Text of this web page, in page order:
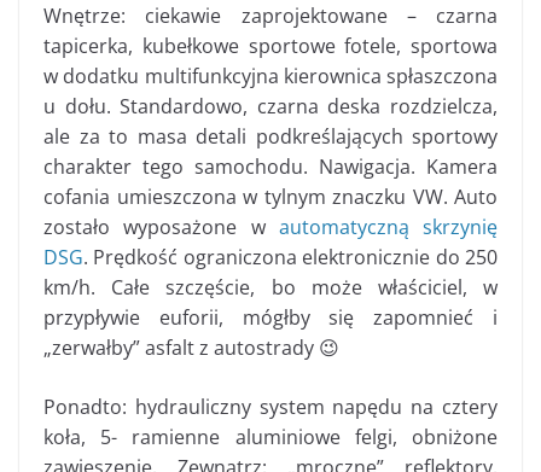
Wnętrze: ciekawie zaprojektowane – czarna
tapicerka, kubełkowe sportowe fotele, sportowa
w dodatku multifunkcyjna kierownica spłaszczona
u dołu. Standardowo, czarna deska rozdzielcza,
ale za to masa detali podkreślających sportowy
charakter tego samochodu. Nawigacja. Kamera
cofania umieszczona w tylnym znaczku VW. Auto
zostało wyposażone w automatyczną skrzynię
DSG. Prędkość ograniczona elektronicznie do 250
km/h. Całe szczęście, bo może właściciel, w
przypływie euforii, mógłby się zapomnieć i
„zerwałby” asfalt z autostrady 😉
Ponadto: hydrauliczny system napędu na cztery
koła, 5- ramienne aluminiowe felgi, obniżone